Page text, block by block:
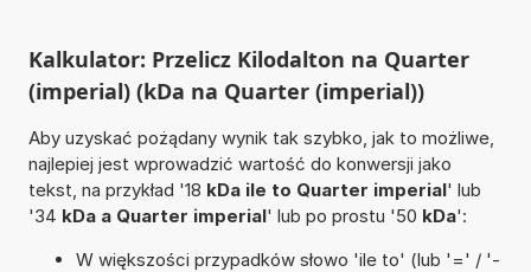
Kalkulator: Przelicz Kilodalton na Quarter
(imperial) (kDa na Quarter (imperial))
Aby uzyskać pożądany wynik tak szybko, jak to możliwe,
najlepiej jest wprowadzić wartość do konwersji jako
tekst, na przykład '18 kDa ile to Quarter imperial' lub
'34 kDa a Quarter imperial' lub po prostu '50 kDa':
W większości przypadków słowo 'ile to' (lub '=' / '-